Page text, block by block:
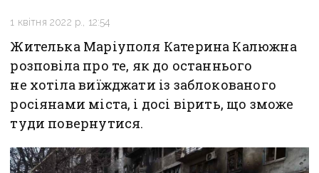
1 квітня 2022 р., 12:54
Жителька Маріуполя Катерина Калюжна
розповіла про те, як до останнього
не хотіла виїжджати із заблокованого
росіянами міста, і досі вірить, що зможе
туди повернутися.